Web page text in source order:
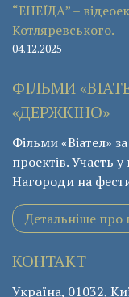
“ЕНЕЇДА” –
Котляревського.
04.12.2025
ФІЛЬМИ
«ДЕРЖКІНО»
Фільми «Віател»
проектів. Участь
Нагороди на
Детальніше про
КОНТАКТ
Україна, 01032,